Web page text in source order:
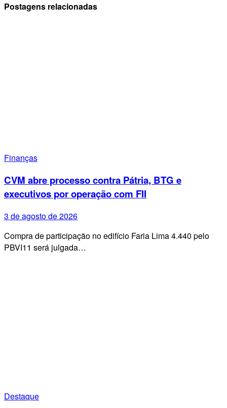
Postagens relacionadas
Finanças
CVM abre processo contra Pátria, BTG e
executivos por operação com FII
3 de agosto de 2026
Compra de participação no edifício Faria Lima 4.440 pelo
PBVI11 será julgada…
Destaque